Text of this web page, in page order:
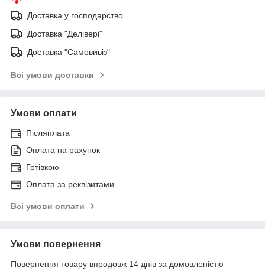
Доставка у господарство
Доставка "Делівері"
Доставка "Самовивіз"
Всі умови доставки
Умови оплати
Післяплата
Оплата на рахунок
Готівкою
Оплата за реквізитами
Всі умови оплати
Умови повернення
Повернення товару впродовж 14 днів за домовленістю